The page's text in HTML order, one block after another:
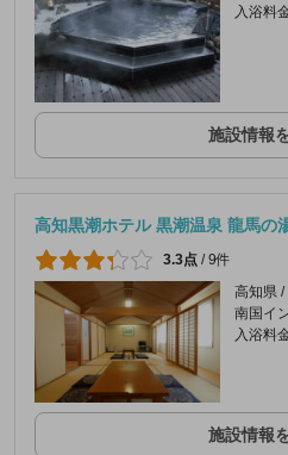
入浴料
施設情報
高知黒潮ホテル 黒潮温泉 龍馬の
3.3点 /9件
高知県
南国イ
入浴料
施設情報